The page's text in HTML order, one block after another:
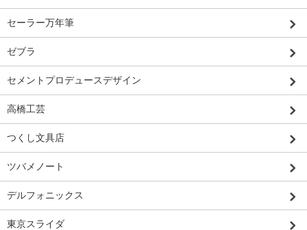
セーラー万年筆
ゼブラ
セメントプロデュースデザイン
高橋工芸
つくし文具店
ツバメノート
デルフォニックス
東京スライダ